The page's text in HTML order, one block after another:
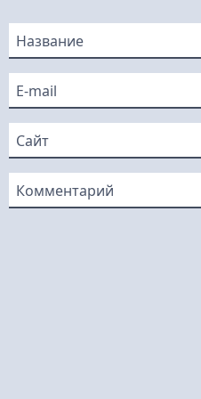
Название
E-mail
Сайт
Комментарий